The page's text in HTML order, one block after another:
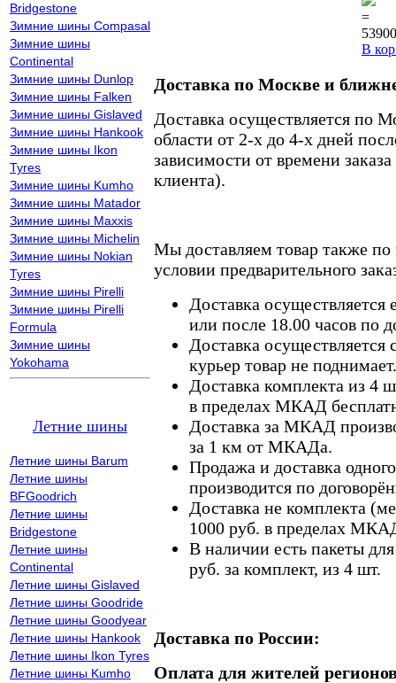
Bridgestone
Зимние шины Compasal
Зимние шины
Continental
Зимние шины Dunlop
Зимние шины Falken
Зимние шины Gislaved
Зимние шины Hankook
Зимние шины Ikon
Tyres
Зимние шины Kumho
Зимние шины Matador
Зимние шины Maxxis
Зимние шины Michelin
Зимние шины Nokian
Tyres
Зимние шины Pirelli
Зимние шины Pirelli
Formula
Зимние шины
Yokohama
Летние шины
Летние шины Barum
Летние шины
BFGoodrich
Летние шины
Bridgestone
Летние шины
Continental
Летние шины Gislaved
Летние шины Goodride
Летние шины Goodyear
Летние шины Hankook
Летние шины Ikon Tyres
Летние шины Kumho
=
В
Доставка по Москве и
Доставка осуществляется по
области от 2-х до 4-х дней
зависимости от времени
клиента).
Мы доставляем товар также
условии предварительного
Доставка осуществляется
или после 18.00 часов по
Доставка осуществляется
курьер товар не поднимает.
Доставка комплекта из 4
в пределах МКАД
Доставка за МКАД
за 1 км от МКАДа.
Продажа и доставка
производится по
Доставка не комплекта
1000 руб. в пределах
В наличии есть пакеты
руб. за комплект, из 4 шт.
Доставка по России:
Оплата для жителей